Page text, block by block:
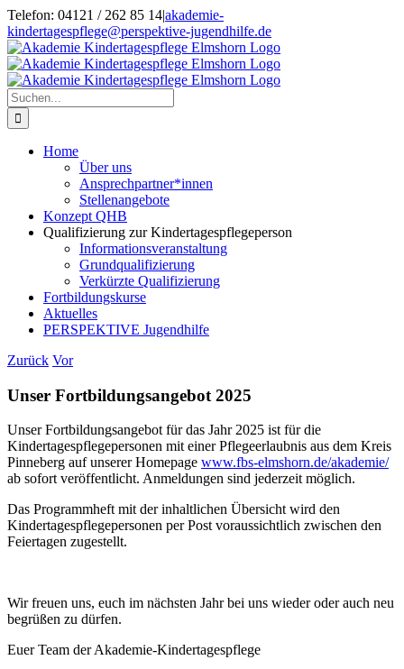
Skip
to
content
Telefon: 04121 / 262 85 14|akademie-
kindertagespflege@perspektive-jugendhilfe.de
Facebook
Instagram
Suche
nach:
Home
Über uns
Ansprechpartner*innen
Stellenangebote
Konzept QHB
Qualifizierung zur Kindertagespflegeperson
Informationsveranstaltung
Grundqualifizierung
Verkürzte Qualifizierung
Fortbildungskurse
Aktuelles
PERSPEKTIVE Jugendhilfe
Zurück Vor
Unser Fortbildungsangebot 2025
Unser Fortbildungsangebot für das Jahr 2025 ist für die
Kindertagespflegepersonen mit einer Pflegeerlaubnis aus dem Kreis
Pinneberg auf unserer Homepage www.fbs-elmshorn.de/akademie/
ab sofort veröffentlicht. Anmeldungen sind jederzeit möglich.
Das Programmheft mit der inhaltlichen Übersicht wird den
Kindertagespflegepersonen per Post voraussichtlich zwischen den
Feiertagen zugestellt.
Wir freuen uns, euch im nächsten Jahr bei uns wieder oder auch neu
begrüßen zu dürfen.
Euer Team der Akademie-Kindertagespflege